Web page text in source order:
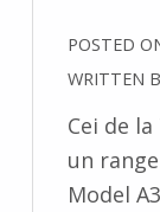
POSTED
WRITTEN
Cei de
un
Model